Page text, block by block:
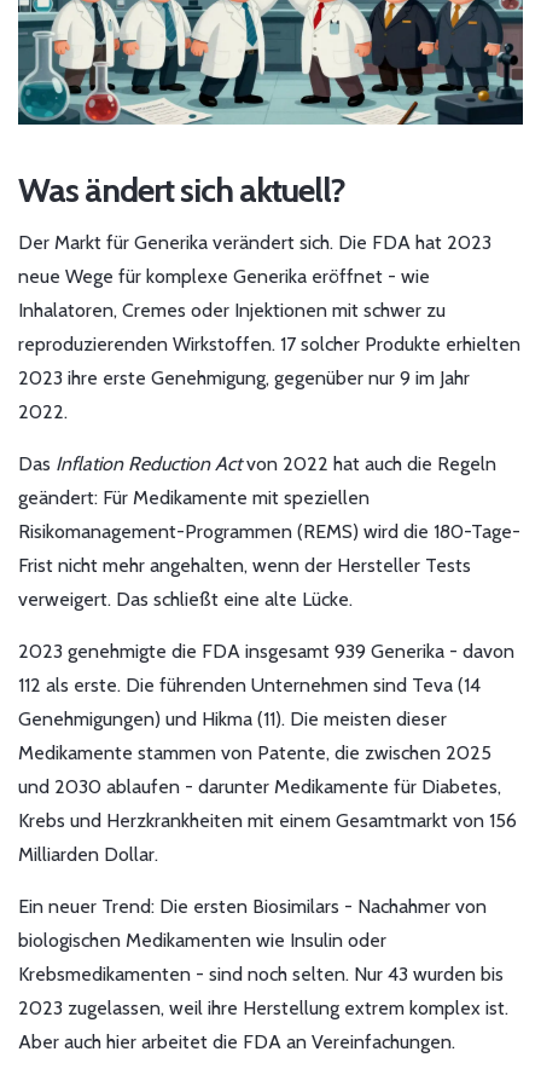
Was ändert sich aktuell?
Der Markt für Generika verändert sich. Die FDA hat 2023
neue Wege für komplexe Generika eröffnet - wie
Inhalatoren, Cremes oder Injektionen mit schwer zu
reproduzierenden Wirkstoffen. 17 solcher Produkte erhielten
2023 ihre erste Genehmigung, gegenüber nur 9 im Jahr
2022.
Das Inflation Reduction Actvon 2022 hat auch die Regeln
geändert: Für Medikamente mit speziellen
Risikomanagement-Programmen (REMS) wird die 180-Tage-
Frist nicht mehr angehalten, wenn der Hersteller Tests
verweigert. Das schließt eine alte Lücke.
2023 genehmigte die FDA insgesamt 939 Generika - davon
112 als erste. Die führenden Unternehmen sind Teva (14
Genehmigungen) und Hikma (11). Die meisten dieser
Medikamente stammen von Patente, die zwischen 2025
und 2030 ablaufen - darunter Medikamente für Diabetes,
Krebs und Herzkrankheiten mit einem Gesamtmarkt von 156
Milliarden Dollar.
Ein neuer Trend: Die ersten Biosimilars - Nachahmer von
biologischen Medikamenten wie Insulin oder
Krebsmedikamenten - sind noch selten. Nur 43 wurden bis
2023 zugelassen, weil ihre Herstellung extrem komplex ist.
Aber auch hier arbeitet die FDA an Vereinfachungen.